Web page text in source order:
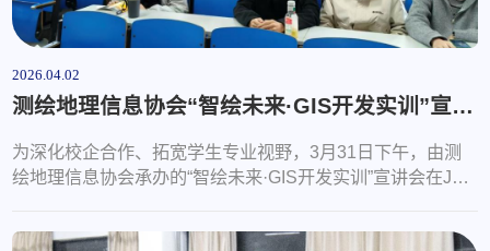
2026.04.02
测绘地理信息协会“智绘未来·GIS开发实训”宣讲会成功举办
为深化校企合作、拓宽学生专业视野，3月31日下午，由测
绘地理信息协会承办的“智绘未来·GIS开发实训”宣讲会在J14-
特邀中地数码有限公司相关负责人通过腾讯会议远程讲解，